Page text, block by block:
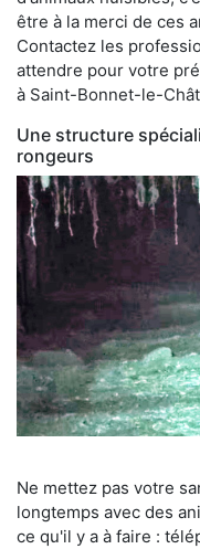
être à la merci de ces
Contactez les
attendre pour votre
à Saint-Bonnet-le-
Une structure
rongeurs
Ne mettez pas votre
longtemps avec des
ce qu'il y a à faire :